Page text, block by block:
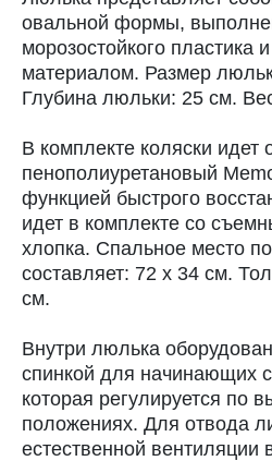
овальной формы,
морозостойкого пластика
материалом. Размер
Глубина люльки: 25 см.
В комплекте коляски идет
пенополиуретановый
функцией быстрого
идет в комплекте со
хлопка. Спальное место
составляет: 72 х 34 см.
см.
Внутри люлька
спинкой для начинающих
которая регулируется по
положениях. Для отвода
естественной вентиляции